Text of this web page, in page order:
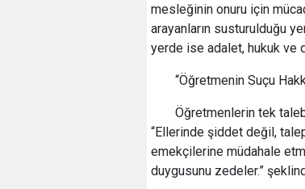
mesleğinin onuru için
arayanların susturulduğu
yerde ise adalet, hukuk ve
“Öğretmenin Suçu
Öğretmenlerin tek
“Ellerinde şiddet değil,
emekçilerine müdahale
duygusunu zedeler.”